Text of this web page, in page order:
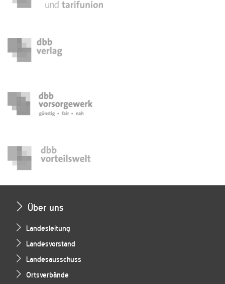
Über uns
Landesleitung
Landesvorstand
Landesausschuss
Ortsverbände